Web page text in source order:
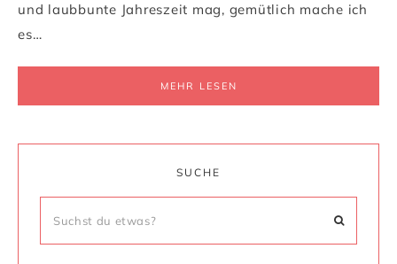
und laubbunte Jahreszeit mag, gemütlich mache ich
es…
MEHR LESEN
SUCHE